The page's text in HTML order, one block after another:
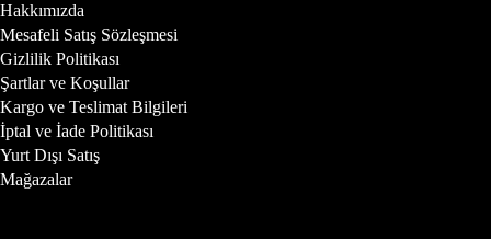
Hakkımızda
Mesafeli Satış Sözleşmesi
Gizlilik Politikası
Şartlar ve Koşullar
Kargo ve Teslimat Bilgileri
İptal ve İade Politikası
Yurt Dışı Satış
Mağazalar